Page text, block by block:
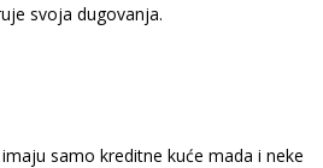
svoja dugovanja.
samo kreditne kuće mada i neke